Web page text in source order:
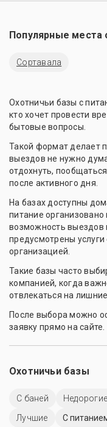
Популярные места
Сортавала
Охотничьи базы с
кто хочет провести
бытовые вопросы.
Такой формат делает
выездов не нужно
отдохнуть,
после активного дня.
На базах доступны
питание организовано
возможность выездов
предусмотрены
организацией.
Такие базы часто
компанией, когда
отвлекаться на
После выбора можно
заявку прямо на сайте.
Охотничьи базы
С баней Недорогие
Лучшие
С